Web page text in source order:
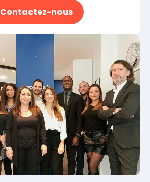
Contactez-nous